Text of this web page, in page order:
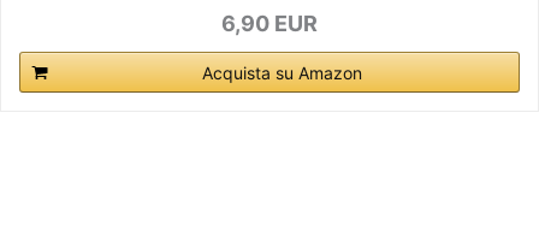
6,90 EUR
Acquista su Amazon